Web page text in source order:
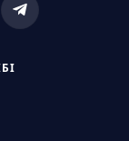
Telegram